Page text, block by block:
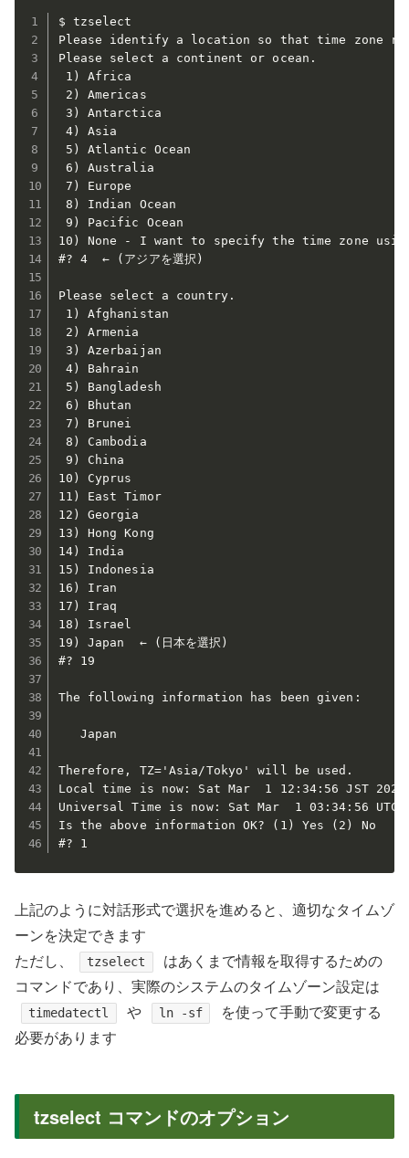
$ tzselect
Please identify a location so that time zone
Please select a continent or ocean.
1) Africa
2) Americas
3) Antarctica
4) Asia
5) Atlantic Ocean
6) Australia
7) Europe
8) Indian Ocean
9) Pacific Ocean
10) None - I want to specify the time zone
#? 4  ← (アジアを選択)
Please select a country.
1) Afghanistan
2) Armenia
3) Azerbaijan
4) Bahrain
5) Bangladesh
6) Bhutan
7) Brunei
8) Cambodia
9) China
10) Cyprus
11) East Timor
12) Georgia
13) Hong Kong
14) India
15) Indonesia
16) Iran
17) Iraq
18) Israel
19) Japan  ← (日本を選択)
#? 19
The following information has been given:
   Japan
Therefore, TZ='Asia/Tokyo' will be used.
Local time is now: Sat Mar  1 12:34:56 JST
Universal Time is now: Sat Mar  1 03:34:56 UTC
Is the above information OK? (1) Yes (2) No
上記のように対話形式で選択を進めると、適切なタイムゾ
ーンを決定できます
ただし、
tzselect
はあくまで情報を取得するための
コマンドであり、実際のシステムのタイムゾーン設定は
timedatectl や ln -sf
を使って手動で変更する
必要があります
tzselect コマンドのオプション